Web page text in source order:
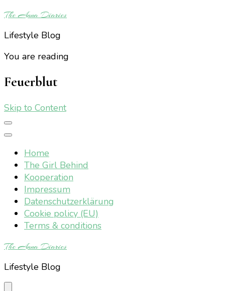
The Anna Diaries
Lifestyle Blog
You are reading
Feuerblut
Skip to Content
Home
The Girl Behind
Kooperation
Impressum
Datenschutzerklärung
Cookie policy (EU)
Terms & conditions
The Anna Diaries
Lifestyle Blog